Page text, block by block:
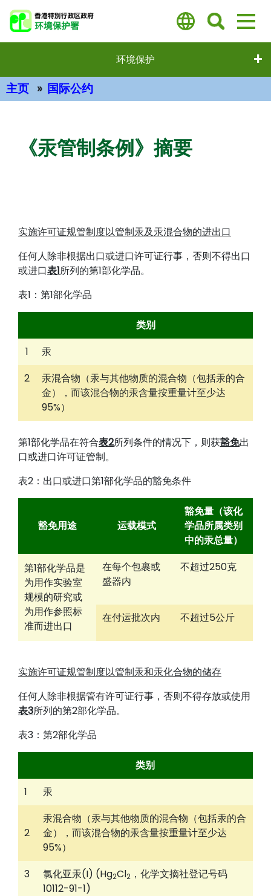
内
环境保护
主页 国际公约
《汞管制条例》摘要
实施许可证规管制度以管制汞及汞混合物的进出口
任何人除非根据出口或进口许可证行事，否则不得出口
或进口表1所列的第1部化学品。
表1：第1部化学品
类别
1
汞
2
汞混合物（汞与其他物质的混合物（包括汞的合
金），而该混合物的汞含量按重量计至少达
95%）
第1部化学品在符合表2所列条件的情况下，则获豁免出
口或进口许可证管制。
表2：出口或进口第1部化学品的豁免条件
豁免用途 运载模式
豁免量（该化
学品所属类别
中的汞总量）
第1部化学品是
为用作实验室
规模的研究或
为用作参照标
准而进出口
在每个包裹或
盛器内
不超过250克
在付运批次内 不超过5公斤
实施许可证规管制度以管制汞和汞化合物的储存
任何人除非根据管有许可证行事，否则不得存放或使用
表3所列的第2部化学品。
表3：第2部化学品
类别
1
汞
2
汞混合物（汞与其他物质的混合物（包括汞的合
金），而该混合物的汞含量按重量计至少达
95%）
3
氯化亚汞(I) (Hg2Cl2 ，化学文摘社登记号码
10112-91-1)